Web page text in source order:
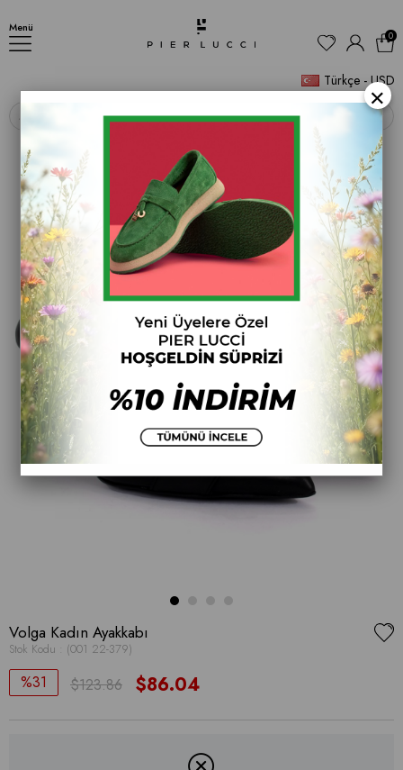
Menü
Türkçe - USD
0
‹ ›
Volga Kadın Ayakkabı
Stok Kodu (001 22-379)
31 $123.86 $86.04
×